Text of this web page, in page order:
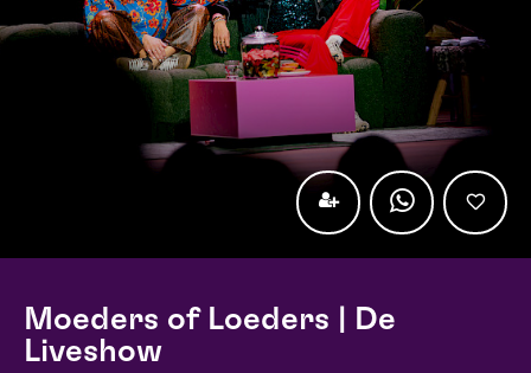
Moeders of Loeders | De
Liveshow